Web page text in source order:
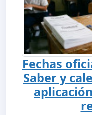
Fechas
Saber y